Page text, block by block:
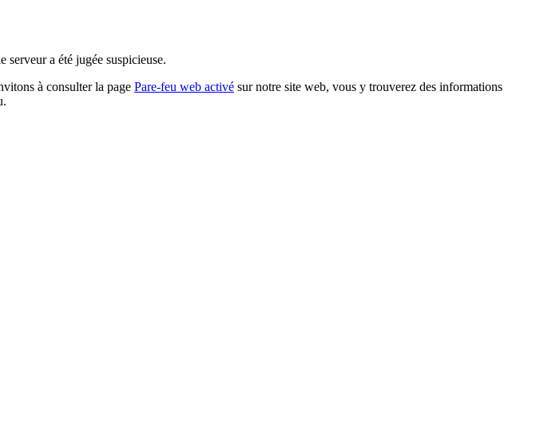
serveur a été jugée suspicieuse.
à consulter la page Pare-feu web activé sur notre site web, vous y trouverez des informations